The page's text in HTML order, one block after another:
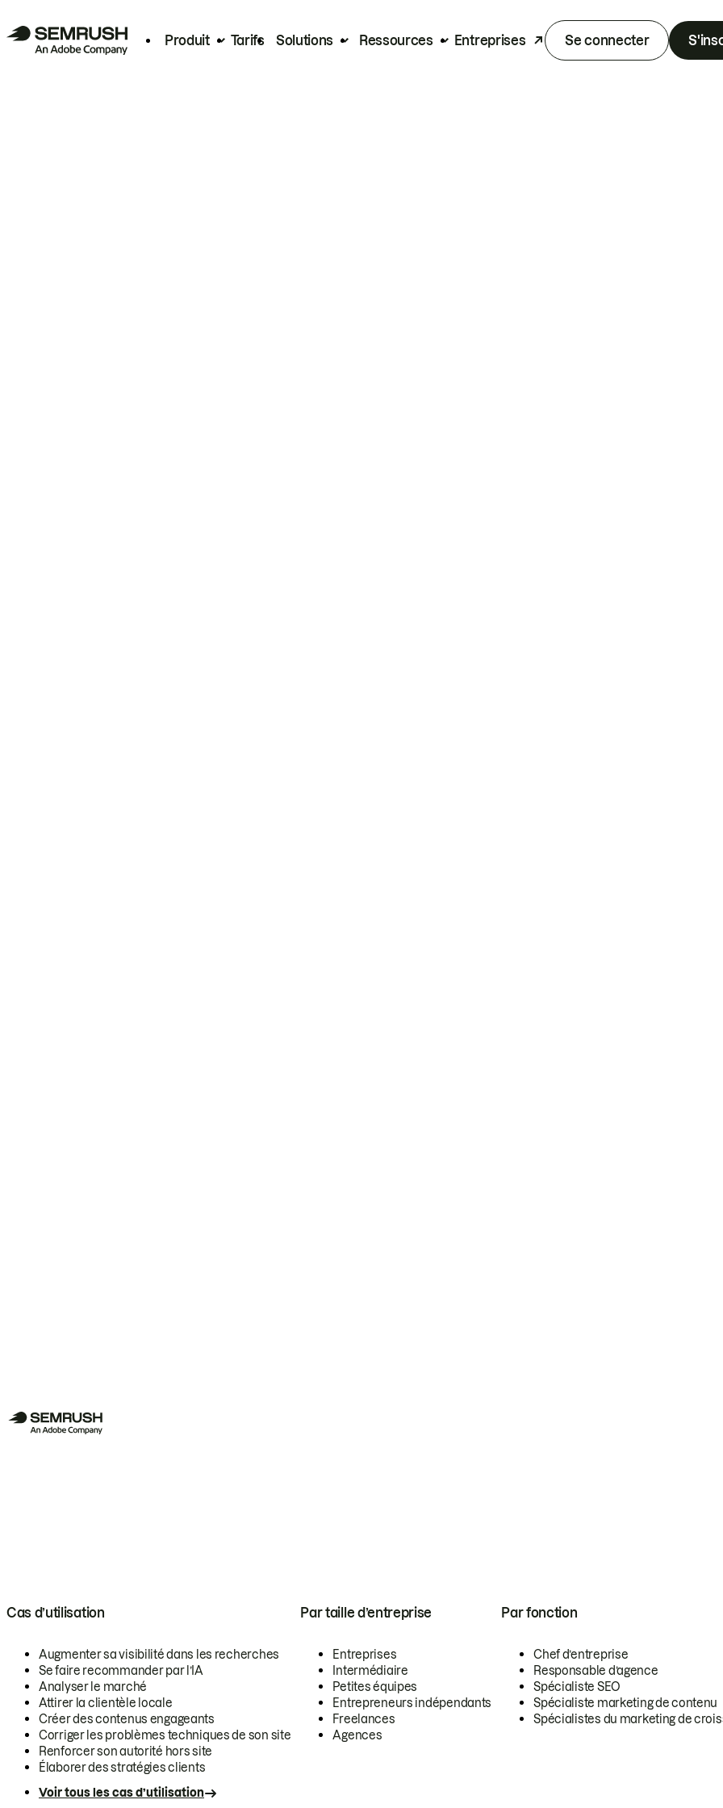
Produit Tarifs Solutions Ressources Entreprises Se connecter
Cas d’utilisation
Augmenter sa visibilité dans les recherches
Se faire recommander par l’IA
Analyser le marché
Attirer la clientèle locale
Créer des contenus engageants
Corriger les problèmes techniques de son site
Renforcer son autorité hors site
Élaborer des stratégies clients
Voir tous les cas d’utilisation
Par taille d’entreprise
Entreprises
Intermédiaire
Petites équipes
Entrepreneurs indépendants
Freelances
Agences
Par fonction
Chef d’entreprise
Responsable d’agence
Spécialiste SEO
Spécialiste marketing de contenu
Spécialistes du marketing de